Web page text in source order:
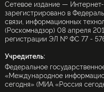
Сетевое издание —
зарегистрировано в
связи, информационных
(Роскомнадзор) 08 апреля
регистрации ЭЛ № ФС 77 -
Учредитель:
Федеральное
«Международное
сегодня» (МИА «Россия